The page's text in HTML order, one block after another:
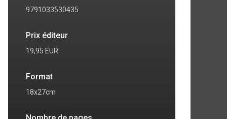
9791033530435
Prix éditeur
19,95 EUR
Format
18x27cm